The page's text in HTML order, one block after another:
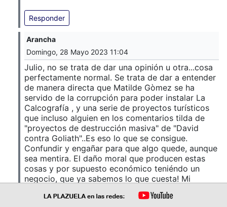
Responder
Arancha
Domingo, 28 Mayo 2023 11:04
Julio, no se trata de dar una opinión u otra...cosa
perfectamente normal. Se trata de dar a entender
de manera directa que Matilde Gòmez se ha
servido de la corrupción para poder instalar La
Calcografía , y una serie de proyectos turísticos
que incluso alguien en los comentarios tilda de
"proyectos de destrucción masiva" de "David
contra Goliath"..Es eso lo que se consigue.
Confundir y engañar para que algo quede, aunque
sea mentira. El daño moral que producen estas
cosas y por supuesto económico teniéndo un
negocio, que ya sabemos lo que cuesta! Mi
vecinales son cosa en la que no puedo opinar.